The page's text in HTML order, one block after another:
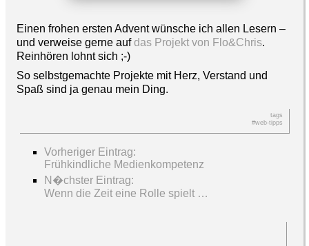
Einen frohen ersten Advent wünsche ich allen Lesern –
und verweise gerne aufdas Projekt von Flo&Chris.
Reinhören lohnt sich ;-)
So selbstgemachte Projekte mit Herz, Verstand und
Spaß sind ja genau mein Ding.
tags
#web-tipps
Vorheriger Eintrag:
Frühkindliche Medienkompetenz
N�chster Eintrag:
Wenn die Zeit eine Rolle spielt …